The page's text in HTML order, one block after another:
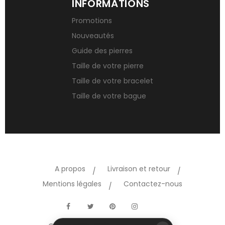
INFORMATIONS
Promotions
Nouveautés
Guide des pierres
Taille de votre pierre
Taille de votre bracelet
Taille de votre bague
A propos
Livraison et retour
Mentions légales
Contactez-nous
FacebookTwitter Pinterest